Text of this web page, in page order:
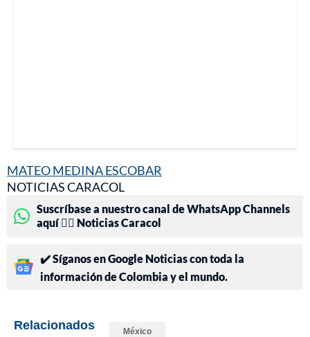
MATEO MEDINA ESCOBAR
NOTICIAS CARACOL
Suscríbase a nuestro canal de WhatsApp Channels
aquí 👉🏻 Noticias Caracol
✔️ Síganos en Google Noticias con toda la
información de Colombia y el mundo.
Relacionados México